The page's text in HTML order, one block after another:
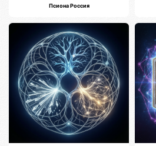
Псиона Россия